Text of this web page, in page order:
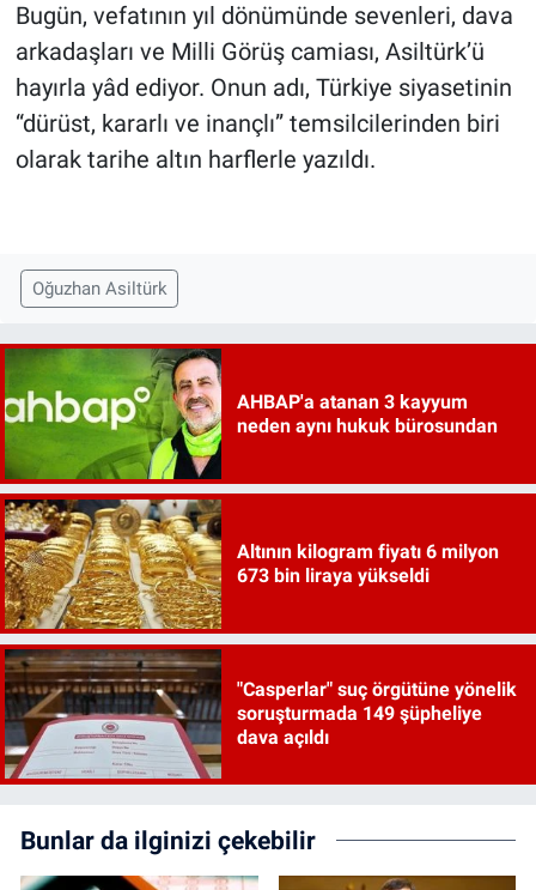
Bugün, vefatının yıl dönümünde sevenleri, dava
arkadaşları ve Milli Görüş camiası, Asiltürk’ü
hayırla yâd ediyor. Onun adı, Türkiye siyasetinin
“dürüst, kararlı ve inançlı” temsilcilerinden biri
olarak tarihe altın harflerle yazıldı.
Oğuzhan Asiltürk
AHBAP'a atanan 3 kayyum
neden aynı hukuk bürosundan
Altının kilogram fiyatı 6 milyon
673 bin liraya yükseldi
"Casperlar" suç örgütüne yönelik
soruşturmada 149 şüpheliye
dava açıldı
Bunlar da ilginizi çekebilir